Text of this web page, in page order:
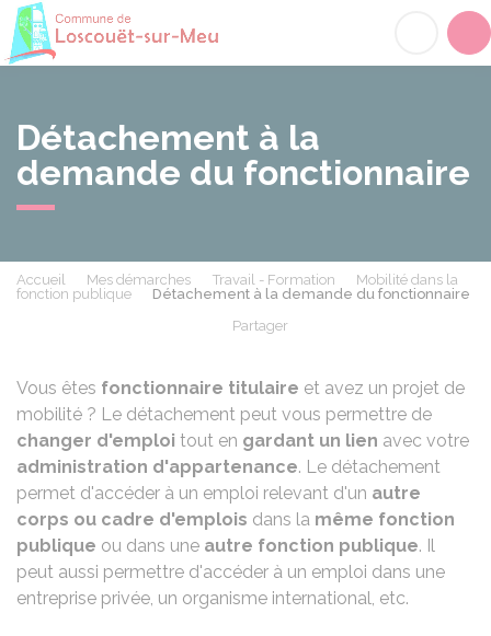
Détachement à la
demande du fonctionnaire
Accueil Mes démarches Travail - Formation
Mobilité dans la
fonction publique
Détachement à la demande du fonctionnaire
Partager
Vous êtes fonctionnaire titulaire et avez un projet de
mobilité ? Le détachement peut vous permettre de
changer d'emploi tout en gardant un lien avec votre
administration d'appartenance. Le détachement
permet d'accéder à un emploi relevant d'un autre
corps ou cadre d'emplois dans la même fonction
publique ou dans une autre fonction publique. Il
peut aussi permettre d'accéder à un emploi dans une
entreprise privée, un organisme international, etc.